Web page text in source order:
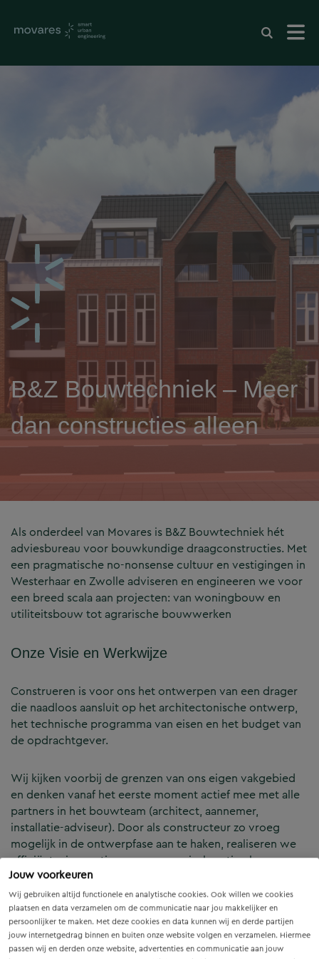
Jouw voorkeuren
Wij gebruiken altijd functionele en analytische cookies. Ook willen we cookies
plaatsen en data verzamelen om de communicatie naar jou makkelijker en
persoonlijker te maken. Met deze cookies en data kunnen wij en derde partijen
jouw internetgedrag binnen en buiten onze website volgen en verzamelen. Hiermee
passen wij en derden onze website, advertenties en communicatie aan jouw
B&Z Bouwtechniek – Meer
dan constructies alleen
Als onderdeel van Movares is B&Z Bouwtechniek hét
adviesbureau voor bouwkundige draagconstructies. Met
een pragmatische no-nonsense cultuur en vestigingen in
Westerhaar en Zwolle adviseren en engineeren we voor
een breed scala aan projecten: van woningbouw en
utiliteitsbouw tot agrarische bouwwerken
Onze Visie en Werkwijze
Construeren is voor ons het ontwerpen van een drager
die naadloos aansluit op het architectonische ontwerp,
het technische programma van eisen en het budget van
de opdrachtgever.
Wij kijken voorbij de grenzen van ons eigen vakgebied
en denken vanaf het eerste moment actief mee met alle
partners in het bouwteam (architect, aannemer,
installatie-adviseur). Door als constructeur zo vroeg
mogelijk in de ontwerpfase aan te haken, realiseren we
efficiënte, innovatieve en economisch optimale
constructies — voor zowel nieuwbouw als renovatie.
Onze Expertises en Activiteiten
B&Z Bouwtechniek verzorgt het volledige constructieve